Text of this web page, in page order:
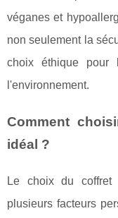
véganes et
non seulement la
choix éthique pour
l'environnement.
Comment
idéal ?
Le choix du
plusieurs facteurs